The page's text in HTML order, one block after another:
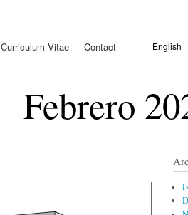
Idiomas
English
Curriculum Vitae Contact
Febrero